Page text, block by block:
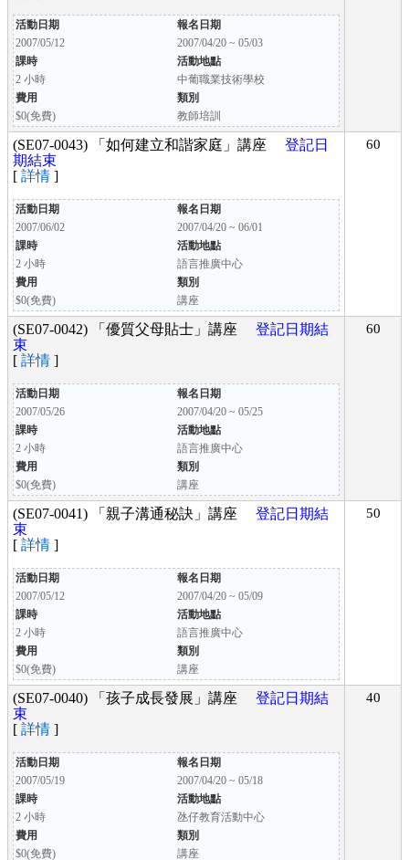
活動日期
報名日期
2007/05/12
2007/04/20 ~ 05/03
課時
活動地點
2 小時
中葡職業技術學校
費用
類別
$0(免費)
教師培訓
(SE07-0043) 「如何建立和諧家庭」講座 登記日
期結束
[ 詳情 ]
活動日期
報名日期
2007/06/02
2007/04/20 ~ 06/01
課時
活動地點
2 小時
語言推廣中心
費用
類別
$0(免費)
講座
60
(SE07-0042) 「優質父母貼士」講座 登記日期結
束
[ 詳情 ]
活動日期
報名日期
2007/05/26
2007/04/20 ~ 05/25
課時
活動地點
2 小時
語言推廣中心
費用
類別
$0(免費)
講座
60
(SE07-0041) 「親子溝通秘訣」講座 登記日期結
束
[ 詳情 ]
活動日期
報名日期
2007/05/12
2007/04/20 ~ 05/09
課時
活動地點
2 小時
語言推廣中心
費用
類別
$0(免費)
講座
50
(SE07-0040) 「孩子成長發展」講座 登記日期結
束
[ 詳情 ]
活動日期
報名日期
2007/05/19
2007/04/20 ~ 05/18
課時
活動地點
2 小時
氹仔教育活動中心
費用
類別
$0(免費)
講座
40